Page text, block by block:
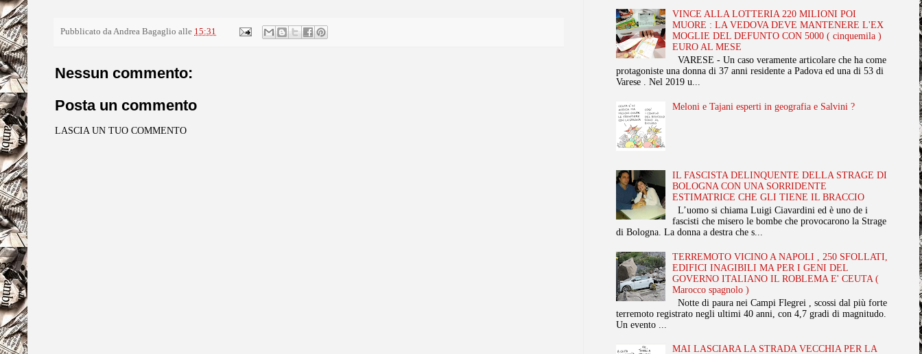
Pubblicato da Andrea Bagaglio alle 15:31
Nessun commento:
Posta un commento
LASCIA UN TUO COMMENTO
VINCE ALLA LOTTERIA 220 MILIONI POI
MUORE : LA VEDOVA DEVE MANTENERE L'EX
MOGLIE DEL DEFUNTO CON 5000 ( cinquemila )
EURO AL MESE
VARESE - Un caso veramente articolare che ha come
protagoniste una donna di 37 anni residente a Padova ed una di 53 di
Varese . Nel 2019 u...
Meloni e Tajani esperti in geografia e Salvini ?
IL FASCISTA DELINQUENTE DELLA STRAGE DI
BOLOGNA CON UNA SORRIDENTE
ESTIMATRICE CHE GLI TIENE IL BRACCIO
L’uomo si chiama Luigi Ciavardini ed è uno de i
fascisti che misero le bombe che provocarono la Strage
di Bologna. La donna a destra che s...
TERREMOTO VICINO A NAPOLI , 250 SFOLLATI,
EDIFICI INAGIBILI MA PER I GENI DEL
GOVERNO ITALIANO IL ROBLEMA E' CEUTA (
Marocco spagnolo )
Notte di paura nei Campi Flegrei , scossi dal più forte
terremoto registrato negli ultimi 40 anni, con 4,7 gradi di magnitudo.
Un evento ...
MAI LASCIARA LA STRADA VECCHIA PER LA